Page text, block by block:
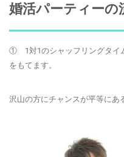
婚活パーティーの
① 1対1のシャッフリングタイ
をもてます。
沢山の方にチャンスが平等にあ